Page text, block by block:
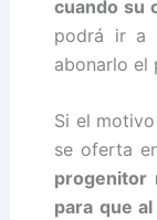
cuando su
podrá ir a
abonarlo el
Si el
se oferta
progenitor
para que